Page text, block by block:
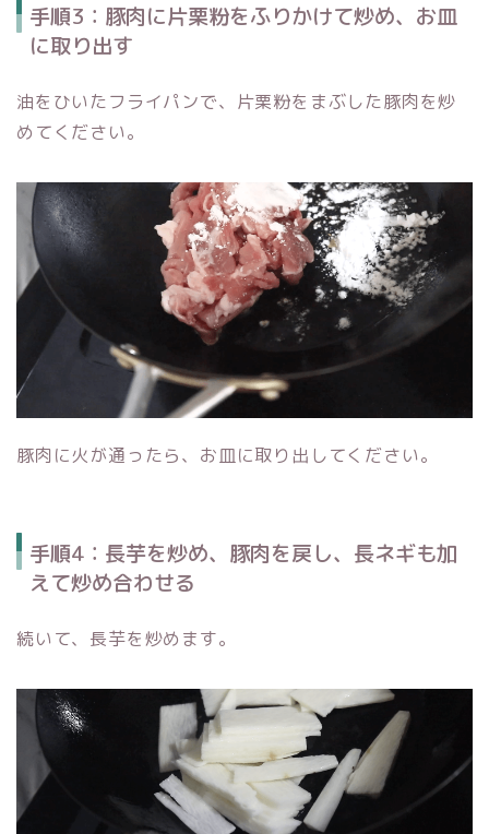
手順3：豚肉に片栗粉をふりかけて炒め、お皿
に取り出す
油をひいたフライパンで、片栗粉をまぶした豚肉を炒
めてください。
豚肉に火が通ったら、お皿に取り出してください。
手順4：長芋を炒め、豚肉を戻し、長ネギも加
えて炒め合わせる
続いて、長芋を炒めます。